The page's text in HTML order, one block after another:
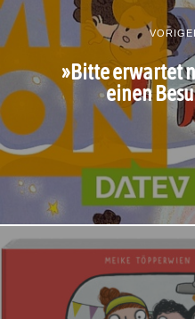
»Bitte erwartet
einen